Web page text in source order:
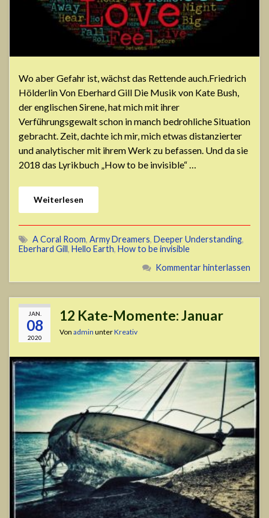
Wo aber Gefahr ist, wächst das Rettende auch.Friedrich
Hölderlin Von Eberhard Gill Die Musik von Kate Bush,
der englischen Sirene, hat mich mit ihrer
Verführungsgewalt schon in manch bedrohliche Situation
gebracht. Zeit, dachte ich mir, mich etwas distanzierter
und analytischer mit ihrem Werk zu befassen. Und da sie
2018 das Lyrikbuch „How to be invisible“ …
Weiterlesen
A Coral Room, Army Dreamers, Deeper Understanding,
Eberhard Gill, Hello Earth, How to be invisible
Kommentar hinterlassen
JAN.
08
2020
12 Kate-Momente: Januar
Von admin unterKreativ